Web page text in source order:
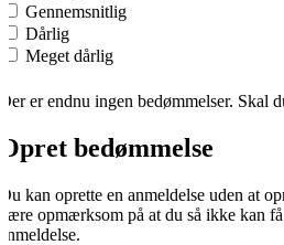
Gennemsnitlig
Dårlig
Meget dårlig
er endnu ingen bedømmelser. Skal
bedømmelse
kan oprette en anmeldelse uden at
opmærksom på at du så ikke kan